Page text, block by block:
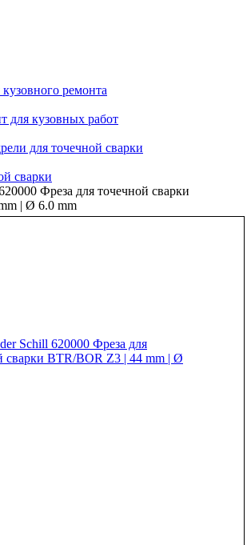
ремонта
для кузовных работ
для точечной сварки
сварки
Фреза для точечной сварки
| Ø 6.0 mm